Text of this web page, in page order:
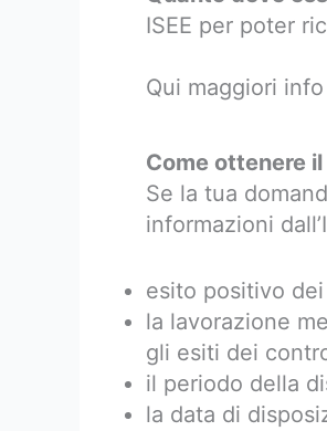
ISEE per poter
Qui maggiori
Come ottenere
Se la tua
informazioni
esito positivo
la lavorazione
gli esiti dei
il periodo della
la data di